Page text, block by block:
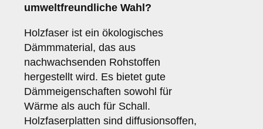
umweltfreundliche Wahl?
Holzfaser ist ein ökologisches
Dämmmaterial, das aus
nachwachsenden Rohstoffen
hergestellt wird. Es bietet gute
Dämmeigenschaften sowohl für
Wärme als auch für Schall.
Holzfaserplatten sind diffusionsoffen,